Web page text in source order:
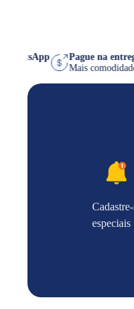
no WhatsApp
Pague na
Mais
especiais